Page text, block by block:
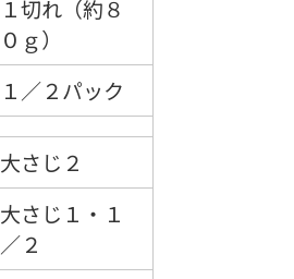
１切れ（約８
０ｇ）
１／２パック
大さじ２
大さじ１・１
／２